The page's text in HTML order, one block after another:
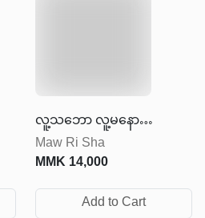
လူ့သဘော လူ့မနော
အနှစ်ချုပ်
Maw Ri Sha
MMK14,000
Add to Cart